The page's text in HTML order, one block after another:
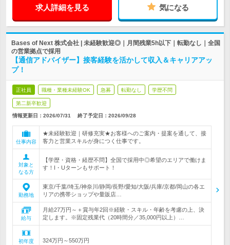
求人詳細を見る 気になる
Bases of Next 株式会社 | 未経験歓迎◎｜月間残業5h以下｜転勤なし｜全国
の営業拠点で採用
【通信アドバイザー】接客経験を活かして収入＆キャリアアッ
プ！
正社員 職種・業種未経験OK 急募 転勤なし 学歴不問
第二新卒歓迎
情報更新日：2026/07/31 終了予定日： 2026/09/28
仕事内容
★未経験歓迎｜研修充実★お客様へのご案内・提案を通して、接
客力と営業スキルが身につく仕事です。
対象と
なる方
【学歴・資格・経歴不問】全国で採用中◎希望のエリアで働けま
す！I・Uターンもサポート！
勤務地
東京/千葉/埼玉/神奈川/静岡/長野/愛知/大阪/兵庫/京都/岡山の各エ
リアの携帯ショップや量販店…
給与
月給27万円～＋賞与年2回※経験・スキル・年齢を考慮の上、決
定します。※固定残業代（20時間分／35,000円以上）…
初年度
324万円～550万円